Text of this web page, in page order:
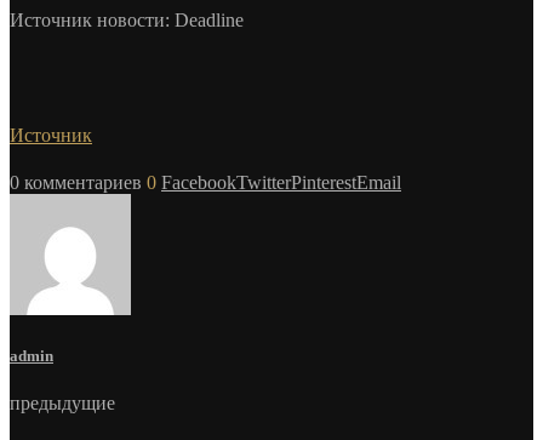
Источник новости: Deadline
Источник
0 комментариев 0 FacebookTwitterPinterestEmail
admin
предыдущие